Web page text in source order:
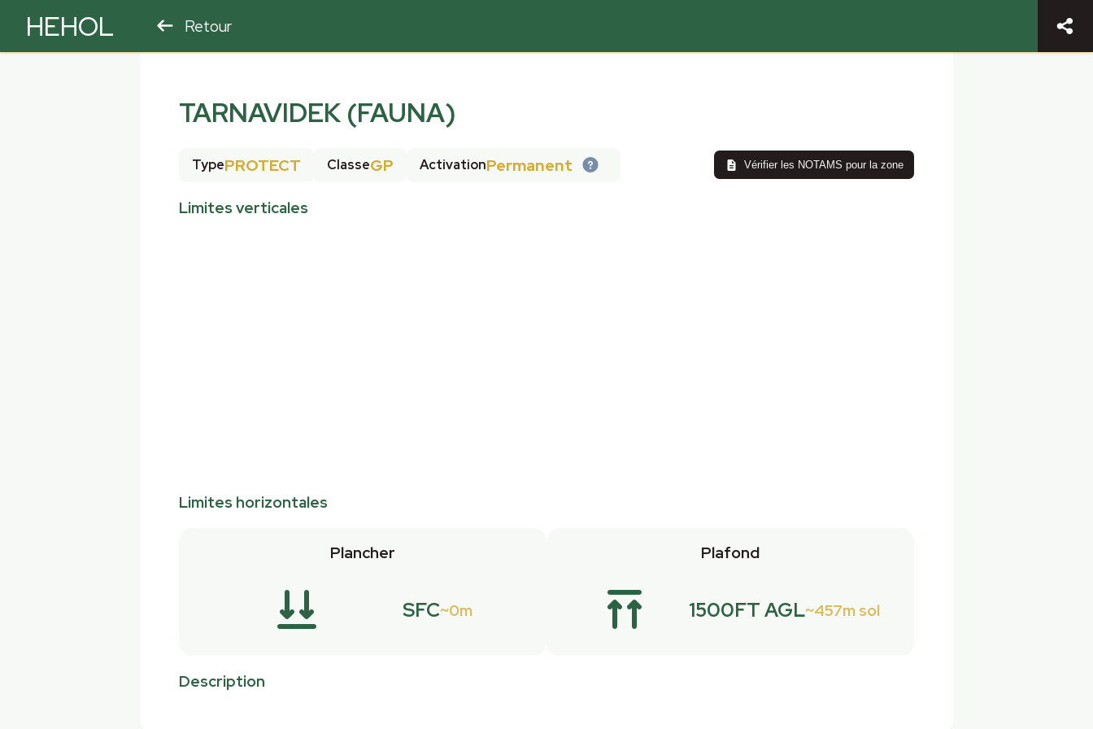
HEHOL Retour
TARNAVIDEK (FAUNA)
TypePROTECT ClasseGP ActivationPermanent Vérifier les NOTAMS pour la zone
Limites verticales
Limites horizontales
Plancher
SFC 0m
Plafond
1500FT AGL 457m sol
Description